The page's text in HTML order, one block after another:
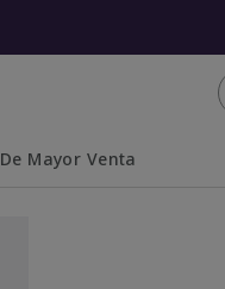
De Mayor Venta